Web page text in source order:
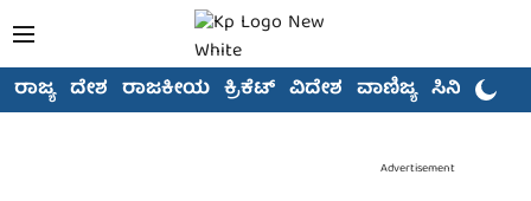
ರಾಜ್ಯ ದೇಶ ರಾಜಕೀಯ ಕ್ರಿಕೆಟ್ ವಿದೇಶ ವಾಣಿಜ್ಯ ಸಿನಿಮಾ
Advertisement